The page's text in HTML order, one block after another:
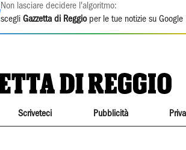
Non lasciare decidere l'algoritmo:
scegli Gazzetta di Reggioper le tue notizie su Google
Scriveteci Pubblicità